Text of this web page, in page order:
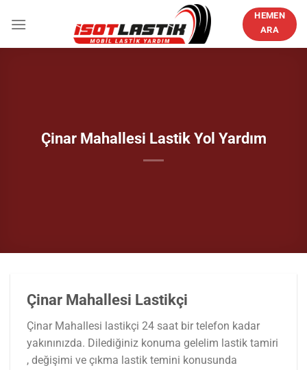
atla
HEMEN
ARA
Çinar Mahallesi Lastik Yol Yardım
Çinar Mahallesi Lastikçi
Çinar Mahallesi lastikçi 24 saat bir telefon kadar
yakınınızda. Dilediğiniz konuma gelelim lastik tamiri
, değişimi ve çıkma lastik temini konusunda